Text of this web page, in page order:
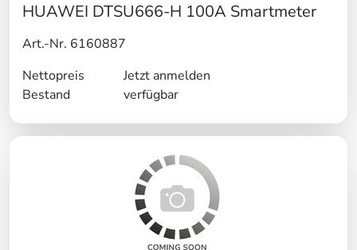
HUAWEI DTSU666-H 100A Smartmeter
Art.-Nr. 6160887
Nettopreis
Jetzt anmelden
Bestand
verfügbar